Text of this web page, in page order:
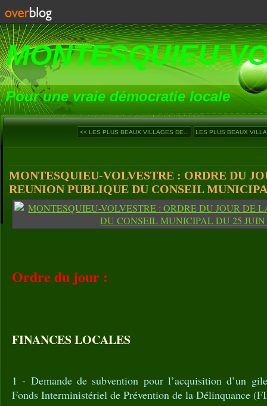
MONTESQUIEU-
Pour une vraie démocratie locale
<< LES PLUS BEAUX VILLAGES DE... LES PLUS BEAUX
MONTESQUIEU-VOLVESTRE : ORDRE DU
REUNION PUBLIQUE DU CONSEIL
Ordre du jour :
FINANCES LOCALES
1 - Demande de subvention pour l’acquisition d’un
Fonds Interministériel de Prévention de la Délinquance